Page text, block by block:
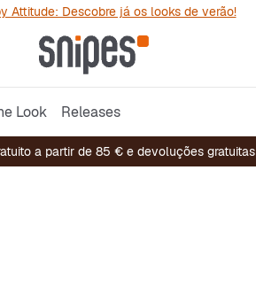
Attitude: Descobre já os looks de verão!
Look Releases
a partir de 85 € e devoluções gratuitas